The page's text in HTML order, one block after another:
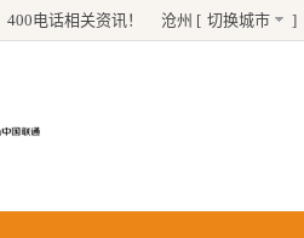
400电话相关资讯！ 沧州 [ 切换城市 ]